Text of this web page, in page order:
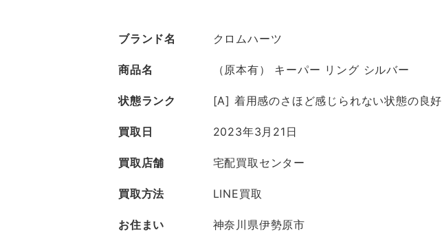
ブランド名 クロムハーツ
商品名 （原本有） キーパー リング シルバー
状態ランク [A] 着用感のさほど感じられない状態の良
買取日 2023年3月21日
買取店舗 宅配買取センター
買取方法 LINE買取
お住まい 神奈川県伊勢原市